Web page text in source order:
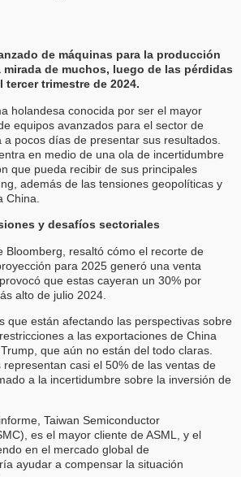
de máquinas para la producción
de muchos, luego de las pérdidas
tercer trimestre de 2024.
holandesa conocida por ser el mayor
equipos avanzados para el sector de
pocos días de presentar sus resultados.
en medio de una ola de incertidumbre
que pueda recibir de sus principales
además de las tensiones geopolíticas y
China.
y desafíos sectoriales
Bloomberg, resaltó cómo el recorte de
para 2025 generó una venta
que estas cayeran un 30% por
alto de julio 2024.
que están afectando las perspectivas sobre
a las exportaciones de China
que aún no están del todo claras.
casi el 50% de las ventas de
a la incertidumbre sobre la inversión de
Taiwan Semiconductor
es el mayor cliente de ASML, y el
en el mercado global de
ayudar a compensar la situación